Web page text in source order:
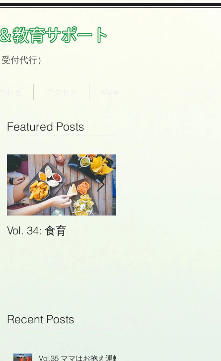
受付代行）
Featured Posts
Vol. 34: 食育
Recent Posts
Vol.35 ママはお抱え運転